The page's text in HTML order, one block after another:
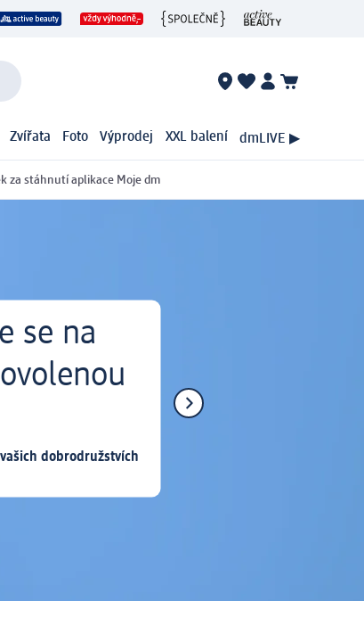
Zvířata Foto Výprodej XXL balení dmLIVE ▶
za stáhnutí aplikace Moje dm
se na
dobrodružstvích